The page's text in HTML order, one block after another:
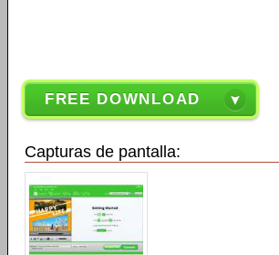
FREE DOWNLOAD
Capturas de pantalla: